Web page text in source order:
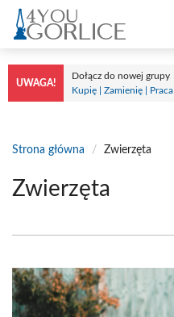
Przejdź
treści
UWAGA!
Dołącz do nowej grupy
Kupię | Zamienię | Praca
Strona główna / Zwierzęta
Zwierzęta